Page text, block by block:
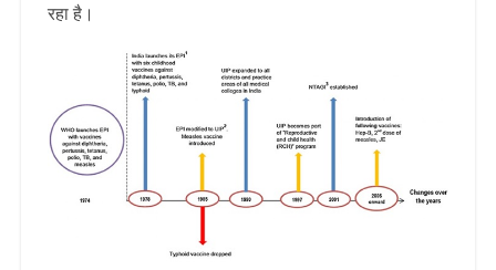
रहा है।